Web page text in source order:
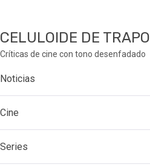
CELULOIDE DE TRAPO
Críticas de cine con tono desenfadado
Noticias
Cine
Series